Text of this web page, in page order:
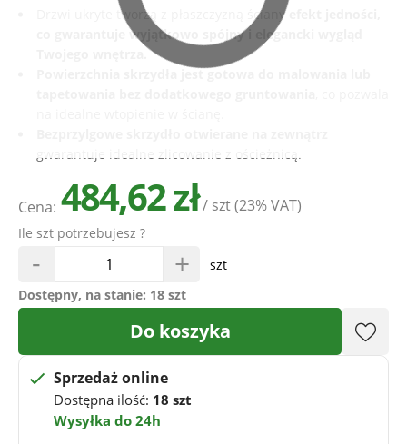
Drzwi ukryte tworzą z płaszczyzną ściany
co gwarantuje wyjątkowo spójny i elegancki wygląd
gwarantuje idealne zlicowanie z ościeżnicą.
Cena: 484,62 zł/ szt(23% VAT)
Ile szt potrzebujesz ?
- +
szt
Dostępny, na stanie: 18 szt
Do koszyka
Sprzedaż online
Dostępna ilość: 18 szt
Wysyłka do 24h